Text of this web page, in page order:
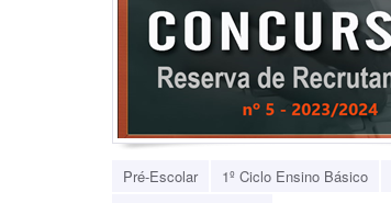
Pré-Escolar 1º Ciclo Ensino Básico